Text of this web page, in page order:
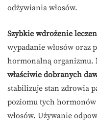
odżywiania włosów.
Szybkie wdrożenie
wypadanie włosów oraz
hormonalną organizmu.
właściwie dobranych
stabilizuje stan zdrowia
poziomu tych
włosów. Używanie